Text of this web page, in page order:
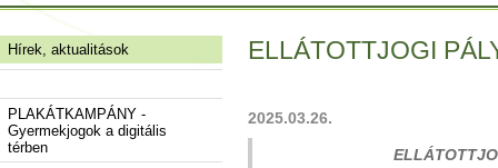
Hírek, aktualitások
PLAKÁTKAMPÁNY -
Gyermekjogok a digitális
térben
ELLÁTOTTJOGI
2025.03.26.